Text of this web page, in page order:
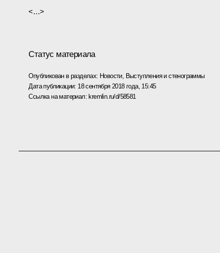
<…>
Статус материала
Опубликован в разделах: Новости, Выступления и стенограммы
Дата публикации: 18 сентября 2018 года, 15:45
Ссылка на материал: kremlin.ru/d/58581